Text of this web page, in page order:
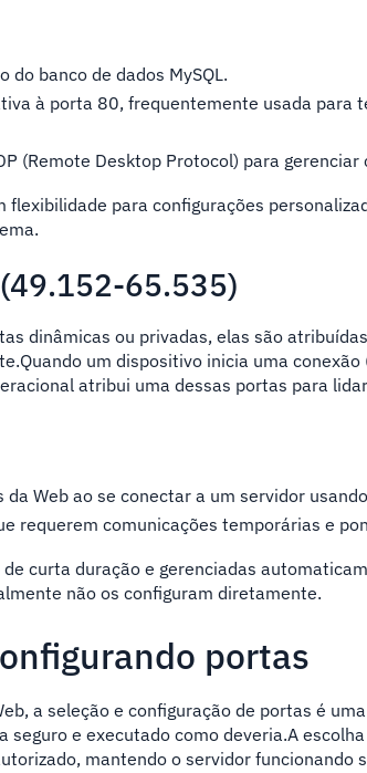
do banco de dados MySQL.
à porta 80, frequentemente usada para
(Remote Desktop Protocol) para
flexibilidade para configurações
65.535)
dinâmicas ou privadas, elas são
um dispositivo inicia uma
atribui uma dessas portas para
da Web ao se conectar a um servidor
requerem comunicações temporárias e
curta duração e gerenciadas
não os configuram diretamente.
portas
a seleção e configuração de portas é
seguro e executado como deveria.A
mantendo o servidor funcionando